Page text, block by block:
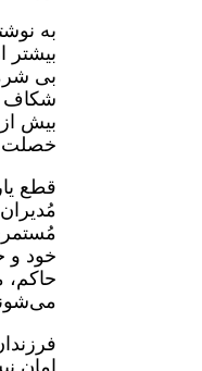
به
بی
شکاف
بیش
خصلت
قطع
خود و
حاکم،
امان